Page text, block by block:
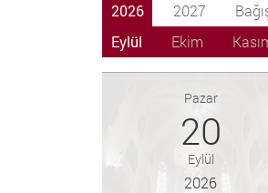
2026 2027
Eylül
Ekim
Pazar
20
Eylül
2026